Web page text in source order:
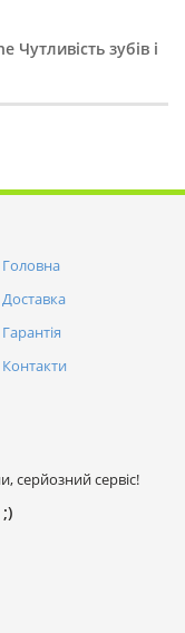
Чутливість зубів і
Головна
Доставка
Гарантія
Контакти
серйозний сервіс!